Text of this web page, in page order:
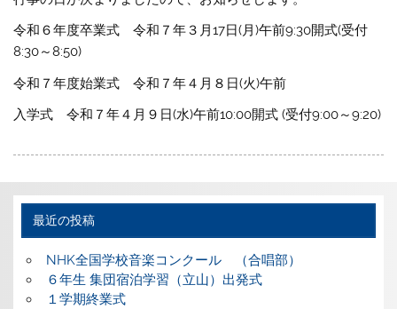
令和６年度卒業式 令和７年３月17日(月)午前9:30開式(受付
8:30～8:50)
令和７年度始業式 令和７年４月８日(火)午前
入学式 令和７年４月９日(水)午前10:00開式 (受付9:00～9:20)
最近の投稿
NHK全国学校音楽コンクール （合唱部）
６年生 集団宿泊学習（立山）出発式
１学期終業式